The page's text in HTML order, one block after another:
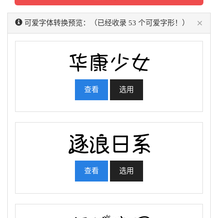
可爱字体转换预览：（已经收录 53 个可爱字形！） ×
查看 选用
查看 选用